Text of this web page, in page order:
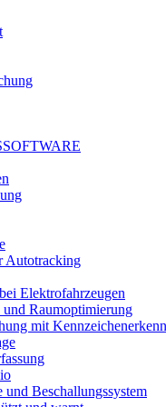
Autotracking​
Elektrofahrzeugen
und Raumoptimierung
mit
und Beschallungssystem